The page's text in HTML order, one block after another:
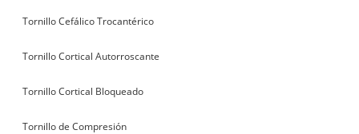
Tornillo Cefálico Trocantérico
Tornillo Cortical Autorroscante
Tornillo Cortical Bloqueado
Tornillo de Compresión